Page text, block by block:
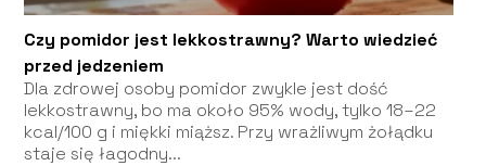
Czy pomidor jest lekkostrawny? Warto wiedzieć
przed jedzeniem
Dla zdrowej osoby pomidor zwykle jest dość
lekkostrawny, bo ma około 95% wody, tylko 18–22
kcal/100 g i miękki miąższ. Przy wrażliwym żołądku
staje się łagodny...